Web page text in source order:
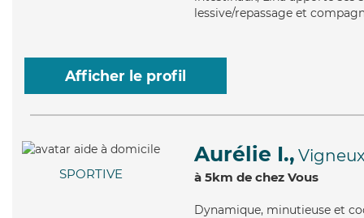
lessive/repassage et
Afficher le profil
SPORTIVE
Aurélie I.,
à 5km de chez Vous
Dynamique, minutieuse et